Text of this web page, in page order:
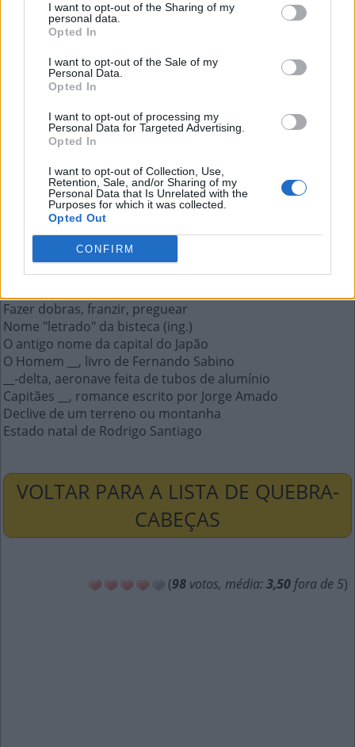
I want to opt-out of the Sharing of my
personal data.
Opted In
I want to opt-out of the Sale of my
Personal Data.
Opted In
I want to opt-out of processing my
Personal Data for Targeted Advertising.
Opted In
I want to opt-out of Collection, Use,
Retention, Sale, and/or Sharing of my
Personal Data that Is Unrelated with the
Purposes for which it was collected.
Opted Out
CONFIRM
Emprego, utilização
A resposta a esta pergunta:
S O
Mais respostas deste quebra-cabeça:
Cumprimento
Estado dos alagoanos
Alcoólicos Anônimos
__ um barraco, fazer escândalo
Exame para universitários aplicado pelo MEC
Código IATA do aeroporto de Brasília
Fazer dobras, franzir, preguear
Nome "letrado" da bisteca (ing.)
O antigo nome da capital do Japão
O Homem __, livro de Fernando Sabino
__-delta, aeronave feita de tubos de alumínio
Capitães __, romance escrito por Jorge Amado
Declive de um terreno ou montanha
Estado natal de Rodrigo Santiago
VOLTAR PARA A LISTA DE QUEBRA-
CABEÇAS
(98 votos, média: 3,50 fora de 5)